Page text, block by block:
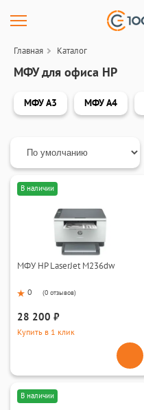
Главная Каталог
МФУ для офиса HP
МФУ А3 МФУ А4
В наличии
МФУ HP LaserJet M236dw
0 (0 отзывов)
28 200 ₽
Купить в 1 клик
В наличии